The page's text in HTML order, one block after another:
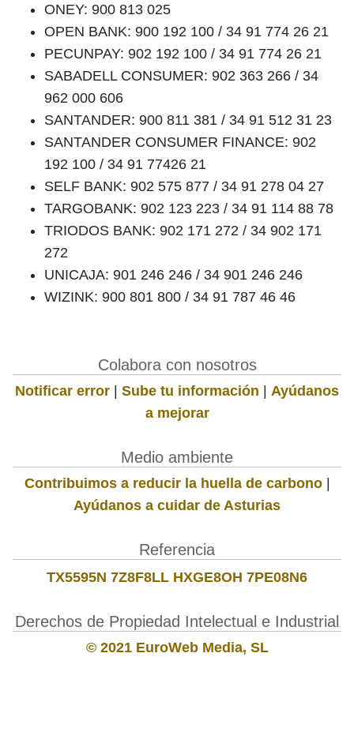
ONEY: 900 813 025
OPEN BANK: 900 192 100 / 34 91 774 26 21
PECUNPAY: 902 192 100 / 34 91 774 26 21
SABADELL CONSUMER: 902 363 266 / 34
962 000 606
SANTANDER: 900 811 381 / 34 91 512 31 23
SANTANDER CONSUMER FINANCE: 902
192 100 / 34 91 77426 21
SELF BANK: 902 575 877 / 34 91 278 04 27
TARGOBANK: 902 123 223 / 34 91 114 88 78
TRIODOS BANK: 902 171 272 / 34 902 171
272
UNICAJA: 901 246 246 / 34 901 246 246
WIZINK: 900 801 800 / 34 91 787 46 46
Colabora con nosotros
Notificar error | Sube tu información | Ayúdanos
a mejorar
Medio ambiente
Contribuimos a reducir la huella de carbono|
Ayúdanos a cuidar de Asturias
Referencia
TX5595N 7Z8F8LL HXGE8OH 7PE08N6
Derechos de Propiedad Intelectual e Industrial
© 2021 EuroWeb Media, SL